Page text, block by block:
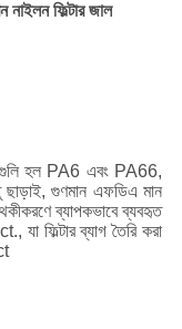
ফিল্টার জাল
হল PA6 এবং PA66,
ছাড়াই, গুণমান এফডিএ মান
ব্যাপকভাবে ব্যবহৃত
যা ফিল্টার ব্যাগ তৈরি করা